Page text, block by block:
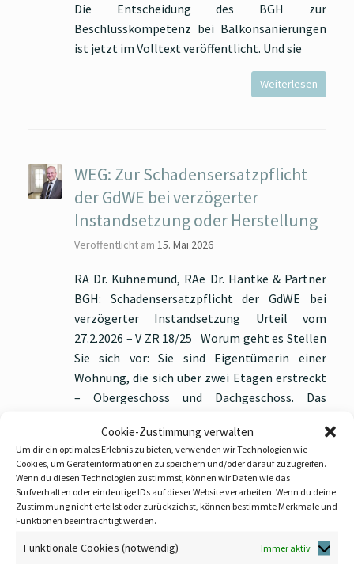
Cookie-Zustimmung verwalten
Um dir ein optimales Erlebnis zu bieten, verwenden wir Technologien wie
Cookies, um Geräteinformationen zu speichern und/oder darauf zuzugreifen.
Wenn du diesen Technologien zustimmst, können wir Daten wie das
Surfverhalten oder eindeutige IDs auf dieser Website verarbeiten. Wenn du deine
Zustimmung nicht erteilst oder zurückziehst, können bestimmte Merkmale und
Funktionen beeinträchtigt werden.
Funktionale Cookies (notwendig) Immer aktiv
Die Entscheidung des BGH zur
Beschlusskompetenz bei Balkonsanierungen
ist jetzt im Volltext veröffentlicht. Und sie
Weiterlesen
WEG: Zur Schadensersatzpflicht
der GdWE bei verzögerter
Instandsetzung oder Herstellung
Veröffentlicht am 15. Mai 2026
RA Dr. Kühnemund, RAe Dr. Hantke & Partner
BGH: Schadensersatzpflicht der GdWE bei
verzögerter Instandsetzung Urteil vom
27.2.2026 – V ZR 18/25 Worum geht es Stellen
Sie sich vor: Sie sind Eigentümerin einer
Wohnung, die sich über zwei Etagen erstreckt
– Obergeschoss und Dachgeschoss. Das
verpachtet, das es…
Weiterlesen